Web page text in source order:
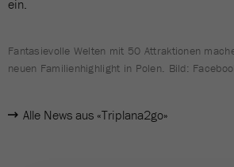
ein.
Fantasievolle Welten mit 50 Attraktionen
neuen Familienhighlight in Polen. Bild:
Alle News aus «Triplana2go»